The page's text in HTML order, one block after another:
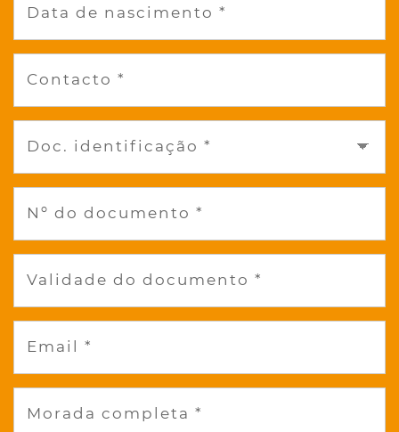
Data de nascimento *
Contacto *
Doc. identificação *
Nº do documento *
Validade do documento *
Email *
Morada completa *